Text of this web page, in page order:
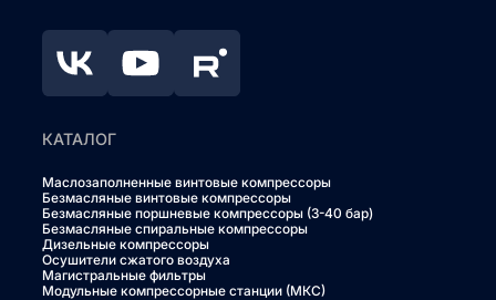
КАТАЛОГ
Маслозаполненные винтовые компрессоры
Безмасляные винтовые компрессоры
Безмасляные поршневые компрессоры (3-40 бар)
Безмасляные спиральные компрессоры
Дизельные компрессоры
Осушители сжатого воздуха
Магистральные фильтры
Модульные компрессорные станции (МКС)